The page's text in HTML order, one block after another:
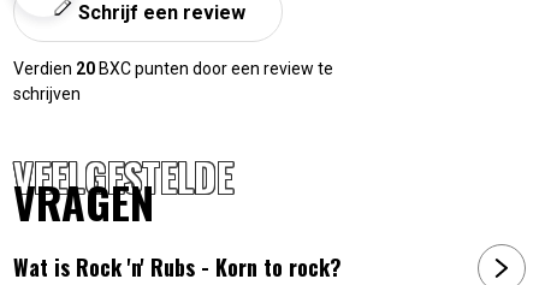
Schrijf een review
Verdien 20 BXC punten door een review te
schrijven
VEELGESTELDE
VRAGEN
Wat is Rock 'n' Rubs - Korn to rock?